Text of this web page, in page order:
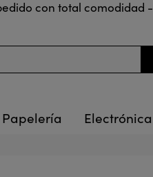
con total comodidad -
Papelería Electrónica